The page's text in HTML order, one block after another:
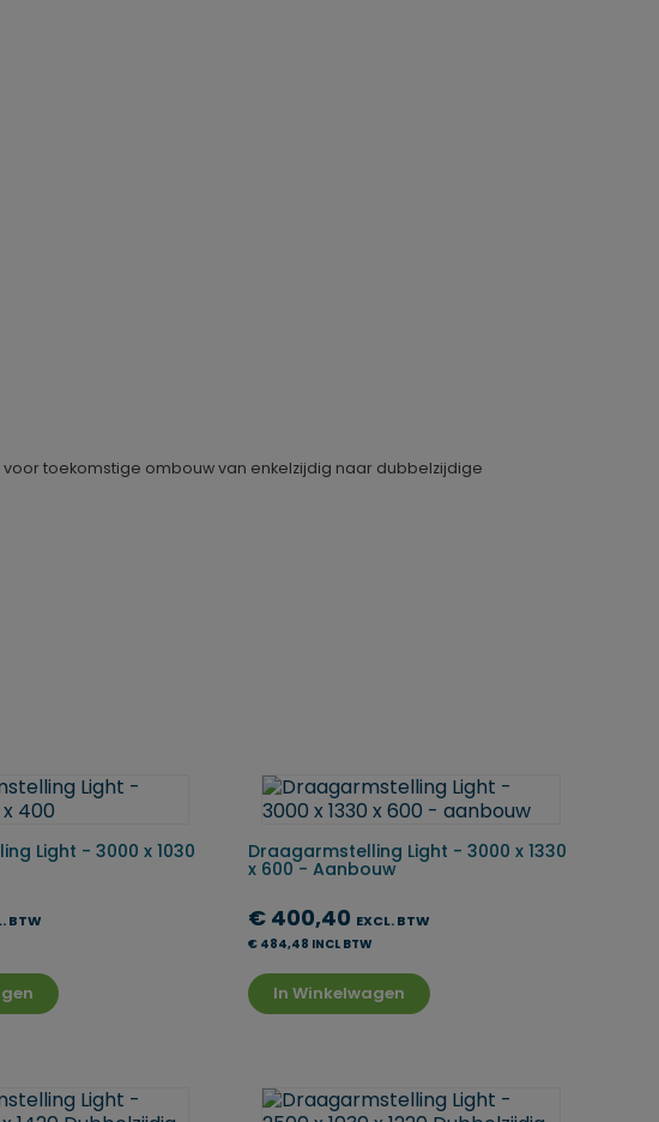
toekomstige ombouw van enkelzijdig naar dubbelzijdige
Light - 3000 x 1030
BTW
Draagarmstelling Light - 3000 x 1330
x 600 - Aanbouw
€ 400,40 EXCL. BTW
€ 484,48 INCL BTW
In Winkelwagen